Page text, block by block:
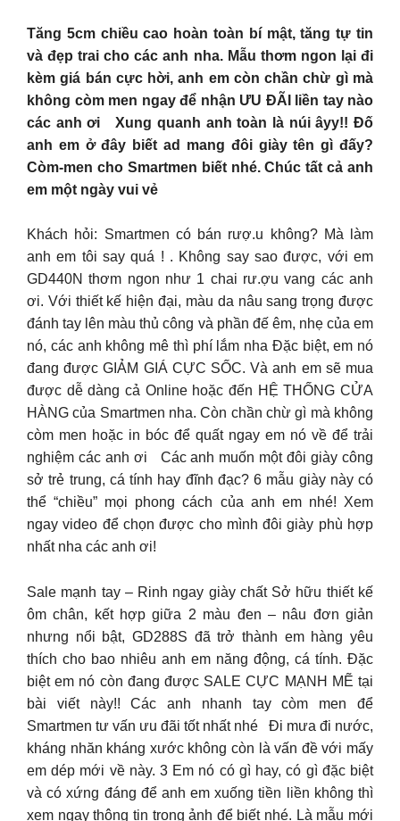
Tăng 5cm chiều cao hoàn toàn bí mật, tăng tự tin
và đẹp trai cho các anh nha. Mẫu thơm ngon lại đi
kèm giá bán cực hời, anh em còn chần chừ gì mà
không còm men ngay để nhận ƯU ĐÃI liền tay nào
các anh ơi Xung quanh anh toàn là núi âyy!! Đố
anh em ở đây biết ad mang đôi giày tên gì đấy?
Còm-men cho Smartmen biết nhé. Chúc tất cả anh
em một ngày vui vẻ
Khách hỏi: Smartmen có bán rượ.u không? Mà làm
anh em tôi say quá ! . Không say sao được, với em
GD440N thơm ngon như 1 chai rư.ợu vang các anh
ơi. Với thiết kế hiện đại, màu da nâu sang trọng được
đánh tay lên màu thủ công và phần đế êm, nhẹ của em
nó, các anh không mê thì phí lắm nha Đặc biệt, em nó
đang được GIẢM GIÁ CỰC SỐC. Và anh em sẽ mua
được dễ dàng cả Online hoặc đến HỆ THỐNG CỬA
HÀNG của Smartmen nha. Còn chần chừ gì mà không
còm men hoặc in bóc để quất ngay em nó về để trải
nghiệm các anh ơi Các anh muốn một đôi giày công
sở trẻ trung, cá tính hay đĩnh đạc? 6 mẫu giày này có
thể “chiều” mọi phong cách của anh em nhé! Xem
ngay video để chọn được cho mình đôi giày phù hợp
nhất nha các anh ơi!
Sale mạnh tay – Rinh ngay giày chất Sở hữu thiết kế
ôm chân, kết hợp giữa 2 màu đen – nâu đơn giản
nhưng nổi bật, GD288S đã trở thành em hàng yêu
thích cho bao nhiêu anh em năng động, cá tính. Đặc
biệt em nó còn đang được SALE CỰC MẠNH MẼ tại
bài viết này!! Các anh nhanh tay còm men để
Smartmen tư vấn ưu đãi tốt nhất nhé Đi mưa đi nước,
kháng nhăn kháng xước không còn là vấn đề với mấy
em dép mới về này. 3 Em nó có gì hay, có gì đặc biệt
và có xứng đáng để anh em xuống tiền liền không thì
xem ngay thông tin trong ảnh để biết nhé. Là mẫu mới